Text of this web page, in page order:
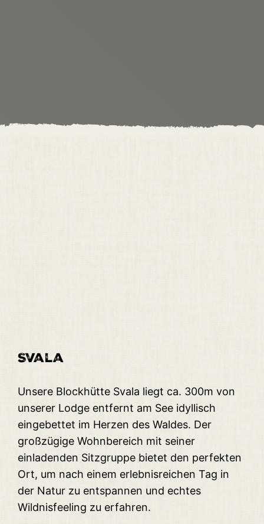
Svala
Unsere Blockhütte Svala liegt ca. 300m von
unserer Lodge entfernt am See idyllisch
eingebettet im Herzen des Waldes. Der
großzügige Wohnbereich mit seiner
einladenden Sitzgruppe bietet den perfekten
Ort, um nach einem erlebnisreichen Tag in
der Natur zu entspannen und echtes
Wildnisfeeling zu erfahren.